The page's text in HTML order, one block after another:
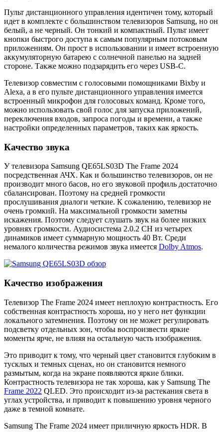
Пульт дистанционного управления идентичен тому, который
идет в комплекте с большинством телевизоров Samsung, но он
белый, а не черный. Он тонкий и компактный. Пульт имеет
кнопки быстрого доступа к самым популярным потоковым
приложениям. Он прост в использовании и имеет встроенную
аккумуляторную батарею с солнечной панелью на задней
стороне. Также можно подзарядить его через USB-C.
Телевизор совместим с голосовыми помощниками Bixby и
Alexa, а в его пульте дистанционного управления имеется
встроенный микрофон для голосовых команд. Кроме того,
можно использовать свой голос для запуска приложений,
переключения входов, запроса погоды и времени, а также
настройки определенных параметров, таких как яркость.
Качество звука
У телевизора Samsung QE65LS03D The Frame 2024
посредственная АЧХ. Как и большинство телевизоров, он не
производит много басов, но его звуковой профиль достаточно
сбалансирован. Поэтому на средней громкости
прослушивания диалоги четкие. К сожалению, телевизор не
очень громкий. На максимальной громкости заметны
искажения. Поэтому следует слушать звук на более низких
уровнях громкости. Аудиосистема 2.0.2 CH из четырех
динамиков имеет суммарную мощность 40 Вт. Среди
немалого количества режимов звука имеется Dolby Atmos.
Качество изображения
Телевизор The Frame 2024 имеет неплохую контрастность. Его
собственная контрастность хороша, но у него нет функции
локального затемнения. Поэтому он не может регулировать
подсветку отдельных зон, чтобы воспроизвести яркие
моменты ярче, не влияя на остальную часть изображения.
Это приводит к тому, что черный цвет становится глубоким в
тусклых и темных сценах, но он становится немного
размытым, когда на экране появляются яркие блики.
Контрастность телевизора не так хороша, как у Samsung The
Frame 2022 QLED. Это происходит из-за растекания света в
углах устройства, и приводит к повышению уровня черного
даже в темной комнате.
Samsung The Frame 2024 имеет приличную яркость HDR. В